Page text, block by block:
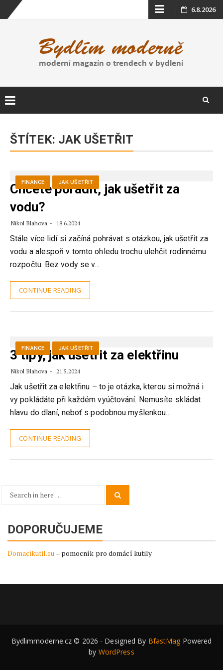
Skip
content
6.8.2026
contentŠTÍTEK: JAK UŠETŘIT
FINANCE JAK UŠETŘIT
Chcete poradit, jak ušetřit za
vodu?
Nikol Blahova 18.6.2024
Stále více lidí si začíná pohrávat s otázkou, jak ušetřit za
vodu a alespoň v tomto ohledu trochu ulehčit rodinnému
rozpočtu. Bez vody se v…
CONTINUE READING
FINANCE JAK UŠETŘIT
3 tipy, jak ušetřit za elektřinu
Nikol Blahova 21.5.2024
Jak ušetřit za elektřinu – to je otázka, kterou si možná i
vy pokládáte při každém vyúčtování. Nemusíte skládat
hlavu do dlaní, neboť s podobnou myšlenkou…
CONTINUE READING
Search
DOPORUČUJEME
Domacikutil.eu – pomocník pro domácí kutily
Bydlimmoderne.cz © 2026 - Designed By BfastMag Powered
by WordPress